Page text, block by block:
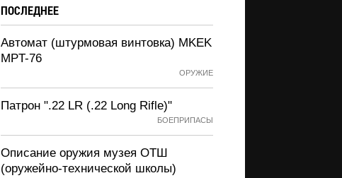
ПОСЛЕДНЕЕ
Автомат (штурмовая винтовка) MKEK
MPT-76
ОРУЖИЕ
Патрон ".22 LR (.22 Long Rifle)"
БОЕПРИПАСЫ
Описание оружия музея ОТШ
(оружейно-технической школы)